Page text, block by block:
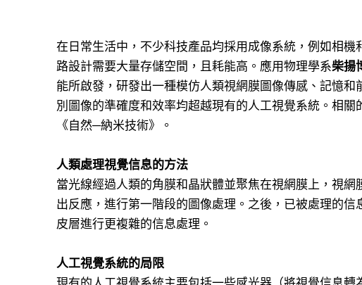
在日常生活中，不少科技產品均採用成像系統，例如相
路設計需要大量存儲空間，且耗能高。應用物理學系柴揚
能所啟發，研發出一種模仿人類視網膜圖像傳感、記憶
別圖像的準確度和效率均超越現有的人工視覺系統。相
《自然─納米技術》。
人類處理視覺信息的方法
當光線經過人類的角膜和晶狀體並聚焦在視網膜上，視網
出反應，進行第一階段的圖像處理。之後，已被處理的
皮層進行更複雜的信息處理。
人工視覺系統的局限